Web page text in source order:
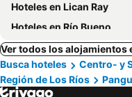
Hoteles en Lican Ray
Hoteles en Río Bueno
Ver todos los alojamientos
Busca hoteles
Centro- y
Región de Los Ríos